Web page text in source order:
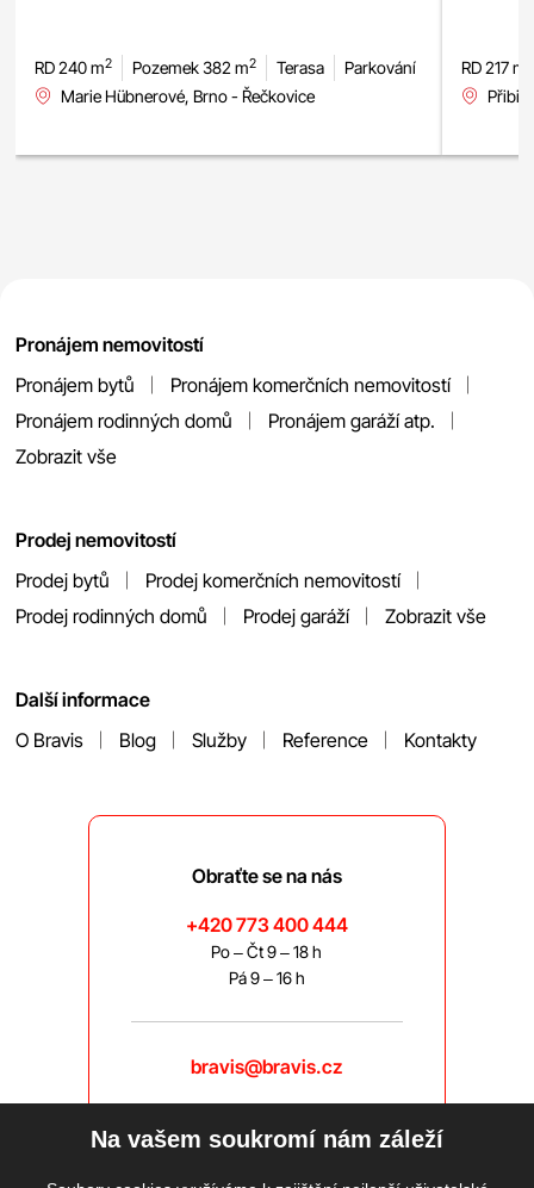
RD 240 m2 Pozemek 382 m2 Terasa
Parkování
Marie Hübnerové, Brno - Řečkovice
RD 217 m
Pronájem nemovitostí
Pronájem bytů
Pronájem komerčních nemovitostí
Pronájem rodinných domů
Pronájem garáží atp.
Zobrazit vše
Prodej nemovitostí
Prodej bytů
Prodej komerčních nemovitostí
Prodej rodinných domů
Prodej garáží Zobrazit vše
Další informace
O Bravis
Blog Služby Reference Kontakty
Obraťte se na nás
+420 773 400 444
Po – Čt 9 – 18 h
Pá 9 – 16 h
bravis@bravis.cz
Na vašem soukromí nám záleží